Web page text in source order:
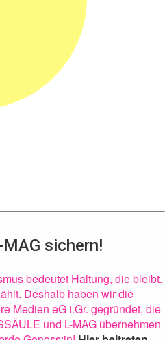
sichern!
bedeutet Haltung, die bleibt.
Deshalb haben wir die
Medien eG i.Gr. gegründet, die
und L-MAG übernehmen